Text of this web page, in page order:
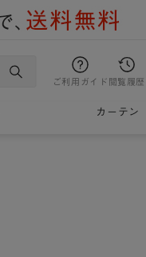
ご利用ガイド 閲覧履歴
カーテン